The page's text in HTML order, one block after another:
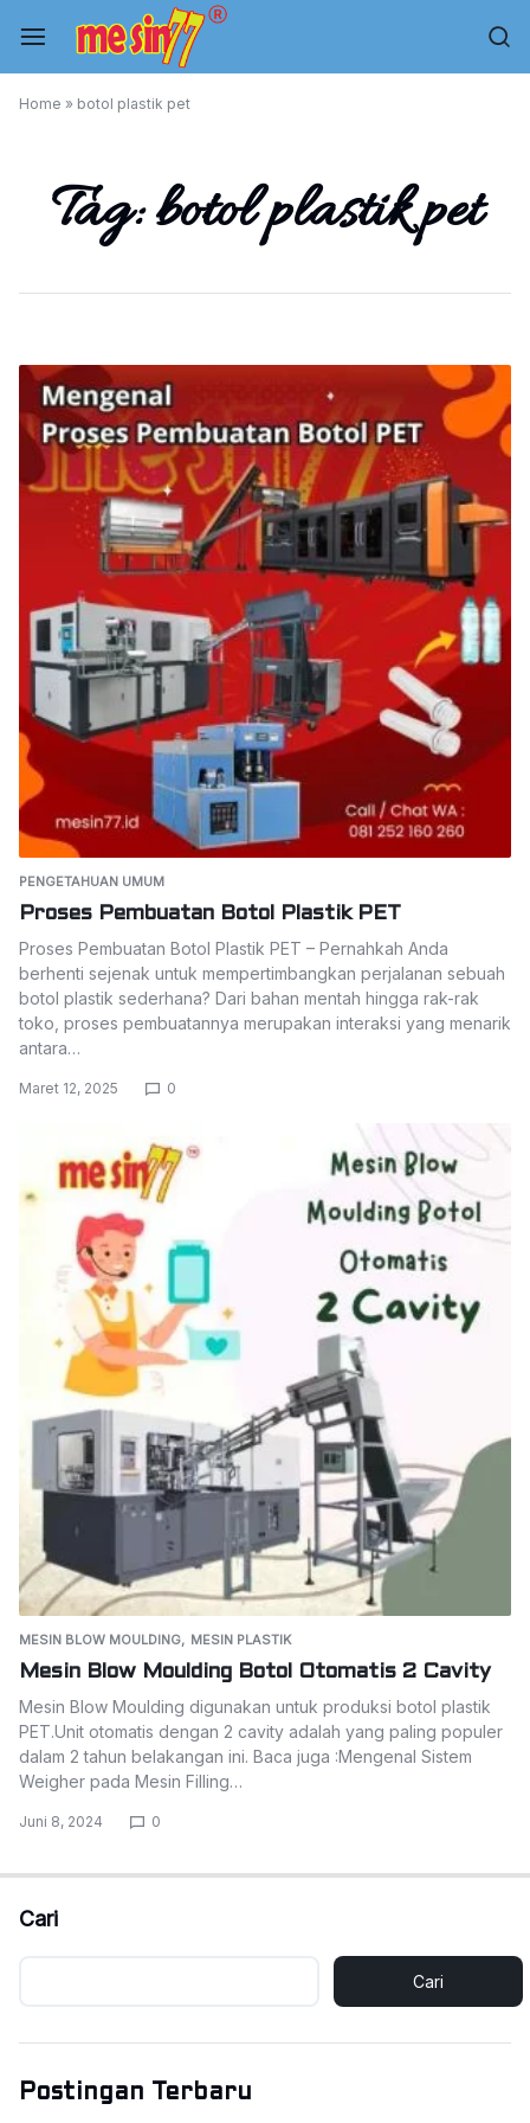
content
Mesin
Mesin
Filling,
Plastik,
Conveyor.
Home » botol plastik pet
Tag:botol plastik pet
PENGETAHUAN UMUM
Proses Pembuatan Botol Plastik PET
Proses Pembuatan Botol Plastik PET – Pernahkah Anda
berhenti sejenak untuk mempertimbangkan perjalanan sebuah
botol plastik sederhana? Dari bahan mentah hingga rak-rak
toko, proses pembuatannya merupakan interaksi yang menarik
antara…
Maret 12, 2025 0
MESIN BLOW MOULDING MESIN PLASTIK
Mesin Blow Moulding Botol Otomatis 2 Cavity
Mesin Blow Moulding digunakan untuk produksi botol plastik
PET.Unit otomatis dengan 2 cavity adalah yang paling populer
dalam 2 tahun belakangan ini. Baca juga :Mengenal Sistem
Weigher pada Mesin Filling…
Juni 8, 2024 0
Cari
Cari
Postingan Terbaru